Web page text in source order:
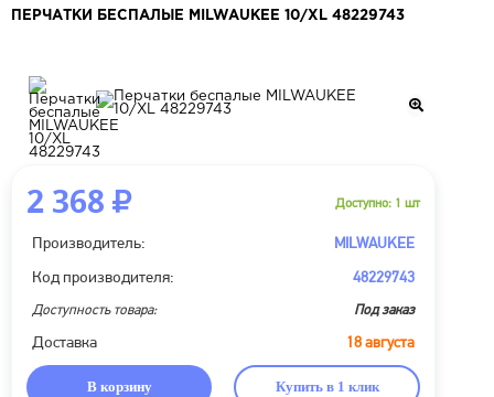
ПЕРЧАТКИ БЕСПАЛЫЕ MILWAUKEE 10/XL 48229743
2 368 Доступно: 1 шт
Производитель: MILWAUKEE
Код производителя: 48229743
Доступность товара: Под заказ
Доставка 18 августа
В корзину Купить в 1 клик